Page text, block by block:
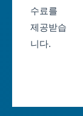
대
구
수료를
제공받습
니다.